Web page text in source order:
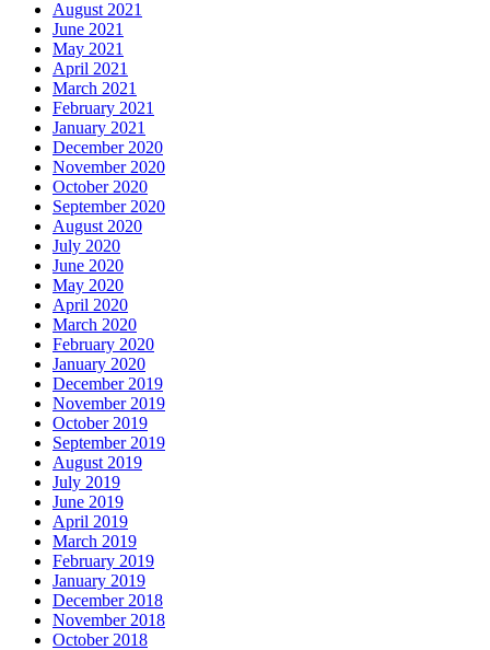
August 2021
June 2021
May 2021
April 2021
March 2021
February 2021
January 2021
December 2020
November 2020
October 2020
September 2020
August 2020
July 2020
June 2020
May 2020
April 2020
March 2020
February 2020
January 2020
December 2019
November 2019
October 2019
September 2019
August 2019
July 2019
June 2019
April 2019
March 2019
February 2019
January 2019
December 2018
November 2018
October 2018